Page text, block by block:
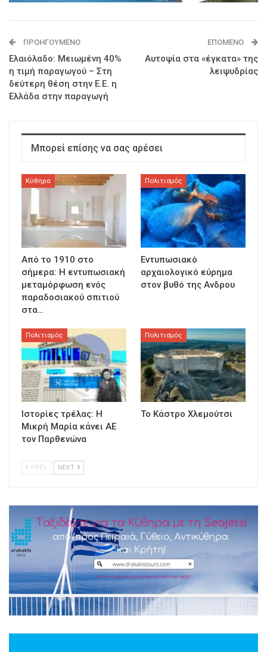
ΠΡΟΗΓΟΎΜΕΝΟ
Ελαιόλαδο: Μειωμένη 40%
η τιμή παραγωγού – Στη
δεύτερη θέση στην Ε.Ε. η
Ελλάδα στην παραγωγή
ΕΠΌΜΕΝΟ
Αυτοψία στα «έγκατα» της
λειψυδρίας
Μπορεί επίσης να σας αρέσει
Κύθηρα
Από το 1910 στο
σήμερα: Η εντυπωσιακή
μεταμόρφωση ενός
παραδοσιακού σπιτιού
στα…
Πολιτισμός
Εντυπωσιακό
αρχαιολογικό εύρημα
στον βυθό της Ανδρου
Πολιτισμός
Ιστορίες τρέλας: Η
Μικρή Μαρία κάνει ΑΕ
τον Παρθενώνα
Πολιτισμός
Το Κάστρο Χλεμούτσι
PREV NEXT